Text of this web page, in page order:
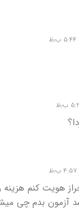
هویت کنم هزینه
آزمون بدم چی